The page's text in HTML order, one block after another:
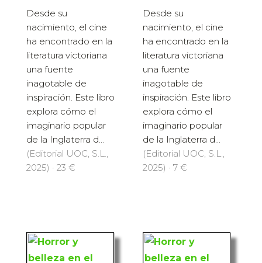
Desde su
nacimiento, el cine
ha encontrado en la
literatura victoriana
una fuente
inagotable de
inspiración. Este libro
explora cómo el
imaginario popular
de la Inglaterra d...
(Editorial UOC, S.L.,
2025) · 23 €
Desde su
nacimiento, el cine
ha encontrado en la
literatura victoriana
una fuente
inagotable de
inspiración. Este libro
explora cómo el
imaginario popular
de la Inglaterra d...
(Editorial UOC, S.L.,
2025) · 7 €